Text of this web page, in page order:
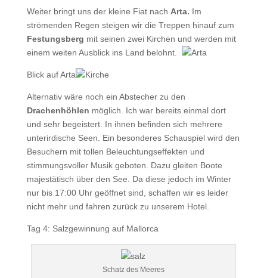
Weiter bringt uns der kleine Fiat nach Arta. Im
strömenden Regen steigen wir die Treppen hinauf zum
Festungsberg mit seinen zwei Kirchen und werden mit
einem weiten Ausblick ins Land belohnt.
Blick auf Arta
Alternativ wäre noch ein Abstecher zu den
Drachenhöhlen möglich. Ich war bereits einmal dort
und sehr begeistert. In ihnen befinden sich mehrere
unterirdische Seen. Ein besonderes Schauspiel wird den
Besuchern mit tollen Beleuchtungseffekten und
stimmungsvoller Musik geboten. Dazu gleiten Boote
majestätisch über den See. Da diese jedoch im Winter
nur bis 17:00 Uhr geöffnet sind, schaffen wir es leider
nicht mehr und fahren zurück zu unserem Hotel.
Tag 4: Salzgewinnung auf Mallorca
Schatz des Meeres